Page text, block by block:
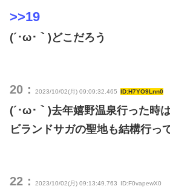
>>19
(´･ω･｀)どこだろう
20： 2023/10/02(月) 09:09:32.465 ID:H7YO9Lnn0
(´･ω･｀)去年嬉野温泉行った時
ビランドサガの聖地も結構行っ
22： 2023/10/02(月) 09:13:49.763 ID:F0vapewX0